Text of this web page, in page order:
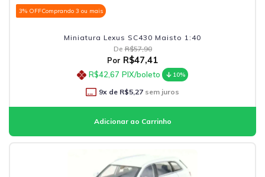
3% OFFComprando 3 ou mais
Miniatura Lexus SC430 Maisto 1:40
De R$57,90
Por R$47,41
R$42,67 PIX/boleto 10%
9x de R$5,27 sem juros